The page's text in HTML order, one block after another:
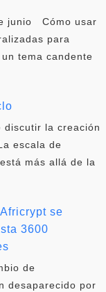
junio Cómo usar
para
tema candente
discutir la creación
escala de
más allá de la
se
3600
de
desaparecido por